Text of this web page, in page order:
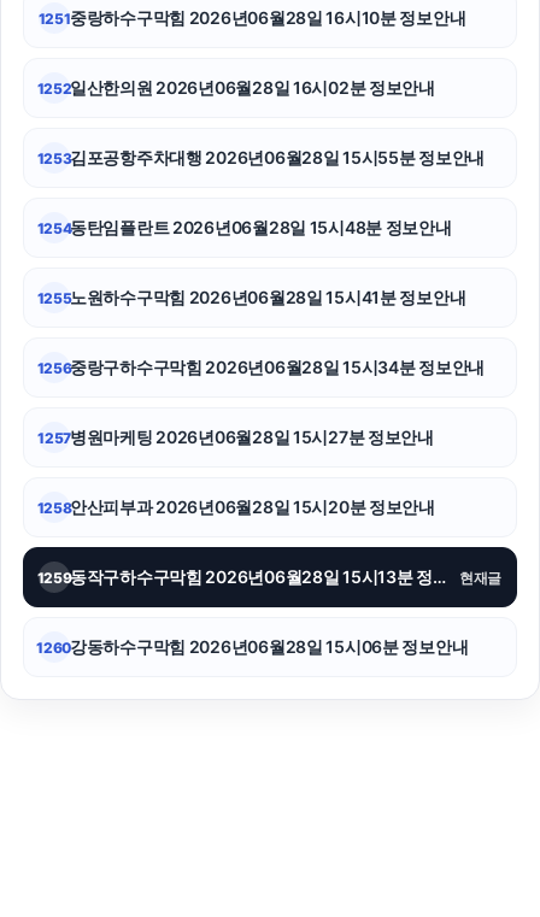
중랑구하수구막힘
영등포하수구막힘
용인이혼전문변호사
1251중랑하수구막힘 2026년06월28일 16시10분 정보안내
1252일산한의원 2026년06월28일 16시02분 정보안내
1253김포공항주차대행 2026년06월28일 15시55분 정보안내
1254동탄임플란트 2026년06월28일 15시48분 정보안내
1255노원하수구막힘 2026년06월28일 15시41분 정보안내
1256중랑구하수구막힘 2026년06월28일 15시34분 정보안내
1257병원마케팅 2026년06월28일 15시27분 정보안내
1258안산피부과 2026년06월28일 15시20분 정보안내
1259 동작구하수구막힘 2026년06월28일 15시13분 정보안내 현재글
1260강동하수구막힘 2026년06월28일 15시06분 정보안내